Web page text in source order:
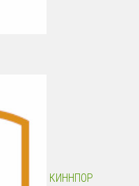
КИННПОР